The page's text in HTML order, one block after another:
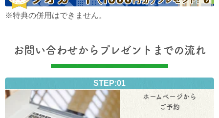
※特典の併用はできません。
お問い合わせからプレゼントまでの流れ
STEP:01
ホームページから
ご予約